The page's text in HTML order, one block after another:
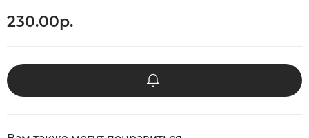
230.00р.